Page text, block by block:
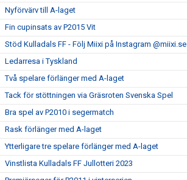
Nyförvärv till A-laget
Fin cupinsats av P2015 Vit
Stöd Kulladals FF - Följ Miixi på Instagram @miixi.se
Ledarresa i Tyskland
Två spelare förlänger med A-laget
Tack för stöttningen via Gräsroten Svenska Spel
Bra spel av P2010 i segermatch
Rask förlänger med A-laget
Ytterligare tre spelare förlänger med A-laget
Vinstlista Kulladals FF Jullotteri 2023